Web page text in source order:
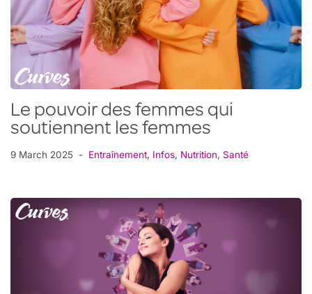
Le pouvoir des femmes qui
soutiennent les femmes
9 March 2025 Entraînement, Infos, Nutrition, Santé